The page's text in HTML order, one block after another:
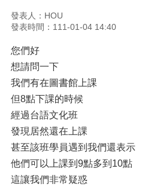
發表人：HOU
發表時間：111-01-04 14:40
您們好
想請問一下
我們有在圖書館上課
但8點下課的時候
經過台語文化班
發現居然還在上課
甚至該班學員遇到我們還表示
他們可以上課到9點多到10點
這讓我們非常疑惑